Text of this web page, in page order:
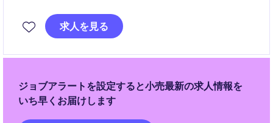
商品構成、売上最大化、在庫最適化を通じて事業成長
求人を見る
ジョブアラートを設定すると小売最新の求人情報を
いち早くお届けします